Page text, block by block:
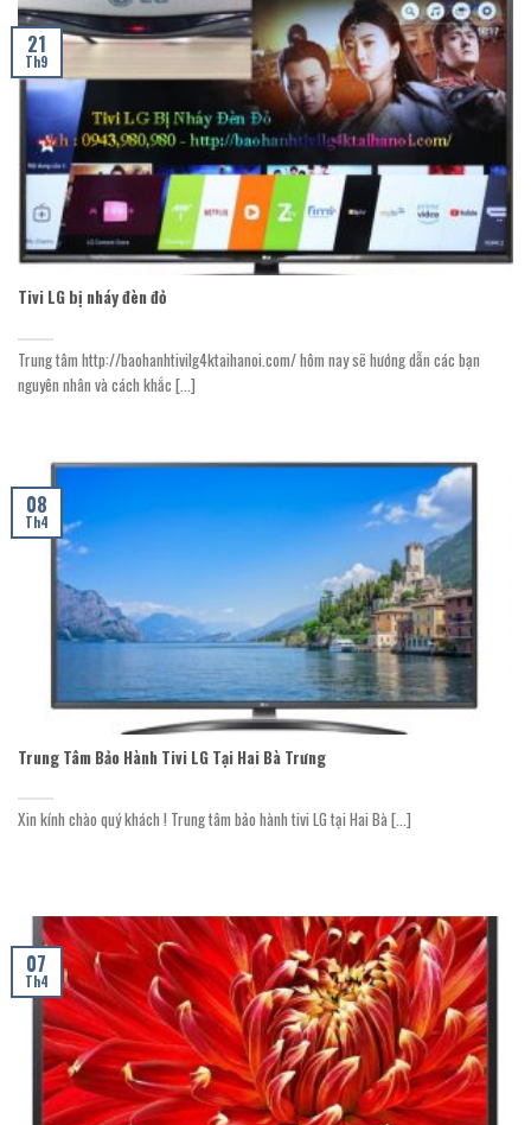
Tivi LG bị nháy đèn đỏ
Trung tâm http://baohanhtivilg4ktaihanoi.com/ hôm nay sẽ hướng dẫn các bạn
nguyên nhân và cách khắc [...]
21
Th9
Trung Tâm Bảo Hành Tivi LG Tại Hai Bà Trưng
Xin kính chào quý khách ! Trung tâm bảo hành tivi LG tại Hai Bà [...]
08
Th4
07
Th4